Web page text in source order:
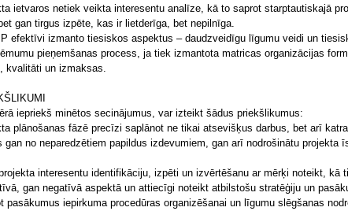
ietvaros netiek veikta interesentu analīze, kā to saprot starptautiskajā
gan tirgus izpēte, kas ir lietderīga, bet nepilnīga.
efektīvi izmanto tiesiskos aspektus – daudzveidīgu līgumu veidi un
pieņemšanas process, ja tiek izmantota matricas organizācijas
kvalitāti un izmaksas.
iepriekš minētos secinājumus, var izteikt šādus priekšlikumus:
plānošanas fāzē precīzi saplānot ne tikai atsevišķus darbus, bet arī
gan no neparedzētiem papildus izdevumiem, gan arī nodrošinātu projekta
interesentu identifikāciju, izpēti un izvērtēšanu ar mērķi noteikt, kā
gan negatīvā aspektā un attiecīgi noteikt atbilstošu stratēģiju un
pasākumus iepirkuma procedūras organizēšanai un līgumu slēgšanas